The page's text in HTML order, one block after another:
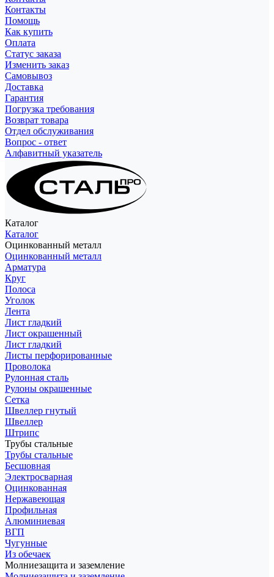
Контакты
Помощь
Как купить
Оплата
Статус заказа
Изменить заказ
Самовывоз
Доставка
Гарантия
Погрузка требования
Возврат товара
Отдел обслуживания
Вопрос - ответ
Алфавитный указатель
Каталог
Каталог
Оцинкованный металл
Оцинкованный металл
Арматура
Круг
Полоса
Уголок
Лента
Лист гладкий
Лист окрашенный
Лист гладкий
Листы перфорированные
Проволока
Рулонная сталь
Рулоны окрашенные
Сетка
Швеллер гнутый
Швеллер
Штрипс
Трубы стальные
Трубы стальные
Бесшовная
Электросварная
Оцинкованная
Нержавеющая
Профильная
Алюминиевая
ВГП
Чугунные
Из обечаек
Молниезащита и заземление